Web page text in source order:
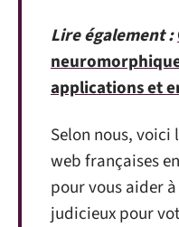
Lire également :
applications et
Selon nous, voici
web françaises
pour vous aider
judicieux pour